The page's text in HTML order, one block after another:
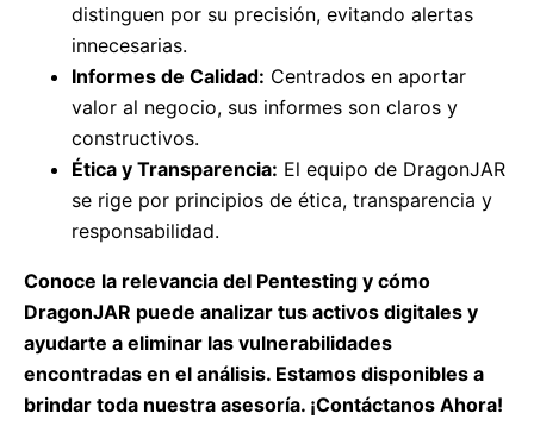
distinguen por su precisión, evitando alertas
innecesarias.
Informes de Calidad: Centrados en aportar
valor al negocio, sus informes son claros y
constructivos.
Ética y Transparencia: El equipo de DragonJAR
se rige por principios de ética, transparencia y
responsabilidad.
Conoce la relevancia del Pentesting y cómo
DragonJAR puede analizar tus activos digitales y
ayudarte a eliminar las vulnerabilidades
encontradas en el análisis. Estamos disponibles a
brindar toda nuestra asesoría. ¡Contáctanos Ahora!